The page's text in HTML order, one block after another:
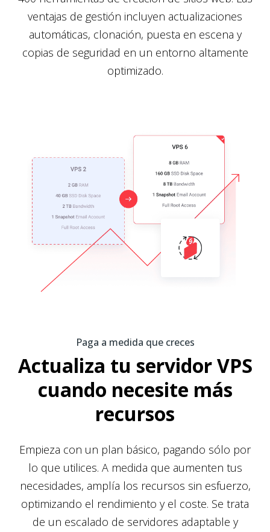
ventajas de gestión incluyen actualizaciones
automáticas, clonación, puesta en escena y
copias de seguridad en un entorno altamente
optimizado.
Paga a medida que creces
Actualiza tu servidor VPS
cuando necesite más
recursos
Empieza con un plan básico, pagando sólo por
lo que utilices. A medida que aumenten tus
necesidades, amplía los recursos sin esfuerzo,
optimizando el rendimiento y el coste. Se trata
de un escalado de servidores adaptable y